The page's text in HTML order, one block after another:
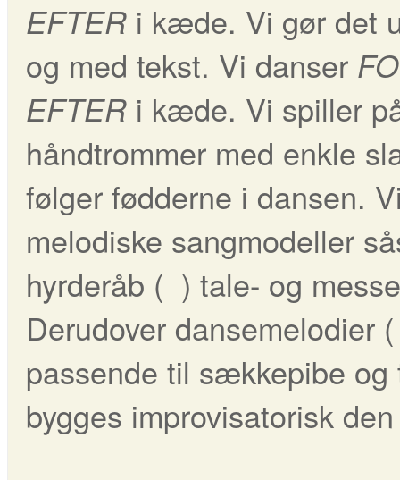
EFTER i kæde. Vi gør det
og med tekst. Vi danser
EFTER i kæde. Vi spiller
håndtrommer med enkle
følger fødderne i dansen.
melodiske sangmodeller
hyrderåb ( ) tale- og
Derudover
passende til sækkepibe
bygges improvisatorisk